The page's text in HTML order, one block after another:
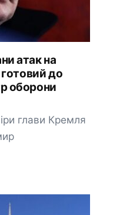
атак на
готовий до
оборони
глави Кремля